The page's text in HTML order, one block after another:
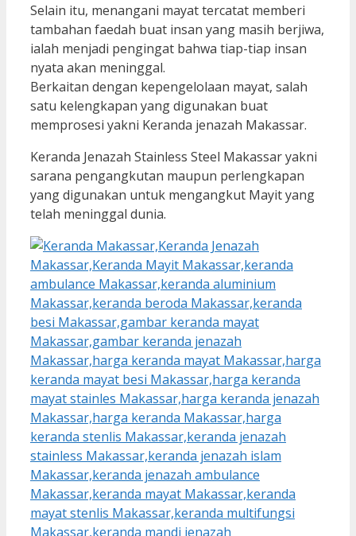
Selain itu, menangani mayat tercatat memberi
tambahan faedah buat insan yang masih berjiwa,
ialah menjadi pengingat bahwa tiap-tiap insan
nyata akan meninggal.
Berkaitan dengan kepengelolaan mayat, salah
satu kelengkapan yang digunakan buat
memprosesi yakni Keranda jenazah Makassar.
Keranda Jenazah Stainless Steel Makassar yakni
sarana pengangkutan maupun perlengkapan
yang digunakan untuk mengangkut Mayit yang
telah meninggal dunia.